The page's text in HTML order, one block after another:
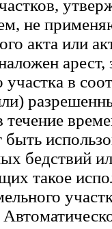
не
акта или
арест,
в
бедствий
такое